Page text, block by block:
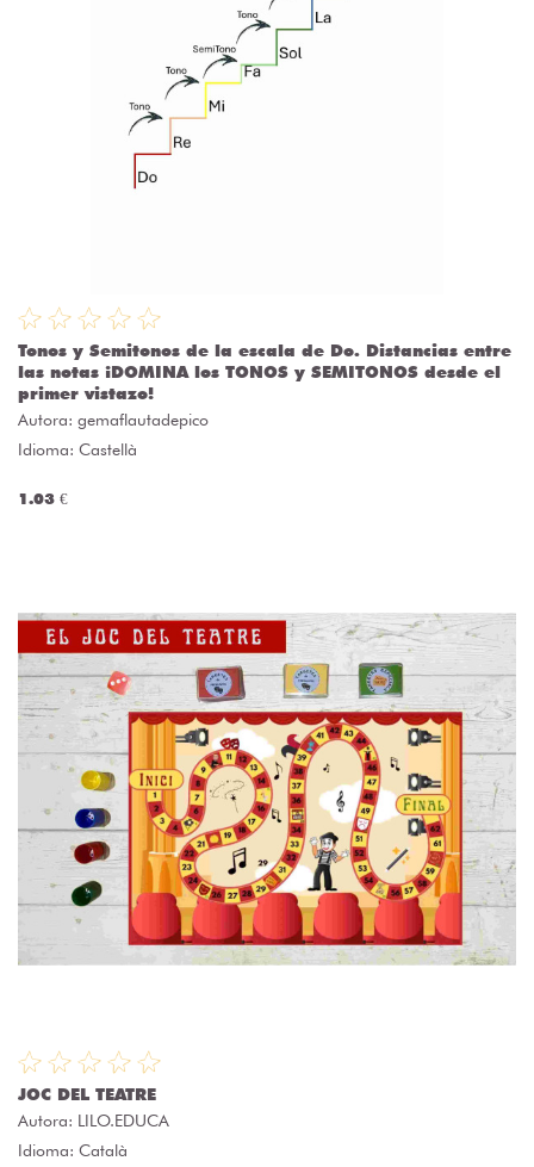
Tonos y Semitonos de la escala de Do. Distancias entre
las notas ¡DOMINA los TONOS y SEMITONOS desde el
primer vistazo!
Autora: gemaflautadepico
Idioma: Castellà
1.03 €
JOC DEL TEATRE
Autora: LILO.EDUCA
Idioma: Català